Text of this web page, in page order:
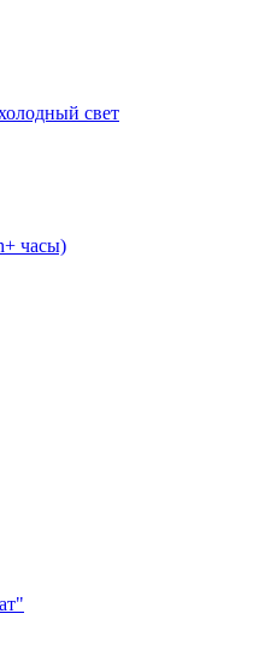
свет
часы)